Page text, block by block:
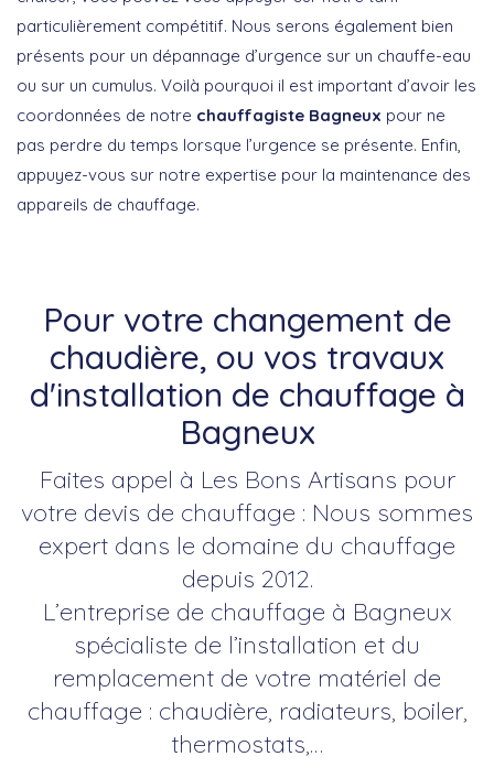
particulièrement compétitif. Nous serons également bien
présents pour un dépannage d’urgence sur un chauffe-eau
ou sur un cumulus. Voilà pourquoi il est important d’avoir les
coordonnées de notre chauffagiste Bagneux pour ne
pas perdre du temps lorsque l’urgence se présente. Enfin,
appuyez-vous sur notre expertise pour la maintenance des
appareils de chauffage.
Pour votre changement de
chaudière, ou vos travaux
d'installation de chauffage à
Bagneux
Faites appel à Les Bons Artisans pour
votre devis de chauffage : Nous sommes
expert dans le domaine du chauffage
depuis 2012.
L’entreprise de chauffage à Bagneux
spécialiste de l’installation et du
remplacement de votre matériel de
chauffage : chaudière, radiateurs, boiler,
thermostats,…